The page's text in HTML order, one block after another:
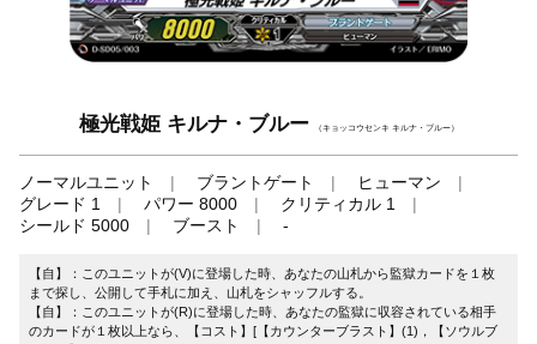
極光戦姫 キルナ・ブルー （キョッコウセンキ キルナ・ブルー）
ノーマルユニット ブラントゲート
ヒューマン
グレード 1
パワー 8000
クリティカル 1
シールド 5000
ブースト -
【自】：このユニットが(V)に登場した時、あなたの山札から監獄カードを１枚
まで探し、公開して手札に加え、山札をシャッフルする。
【自】：このユニットが(R)に登場した時、あなたの監獄に収容されている相手
のカードが１枚以上なら、【コスト】[【カウンターブラスト】(1)，【ソウルブ